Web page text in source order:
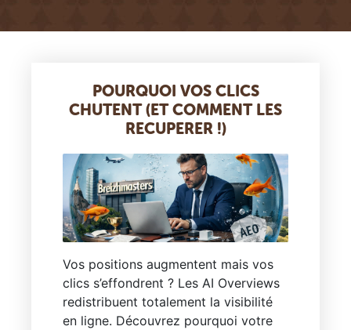
POURQUOI VOS CLICS
CHUTENT (ET COMMENT LES
RECUPERER !)
Vos positions augmentent mais vos
clics s’effondrent ? Les AI Overviews
redistribuent totalement la visibilité
en ligne. Découvrez pourquoi votre